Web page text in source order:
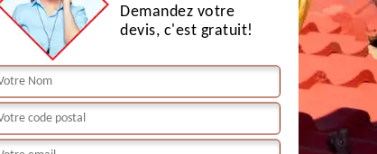
Demandez votre
devis, c'est gratuit!